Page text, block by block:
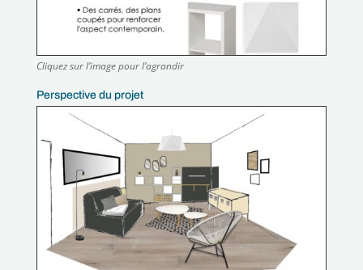
Cliquez sur l’image pour l’agrandir
Perspective du projet